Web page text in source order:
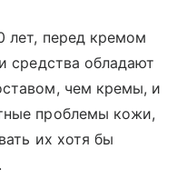
лет, перед кремом
средства обладают
чем кремы, и
проблемы кожи,
их хотя бы